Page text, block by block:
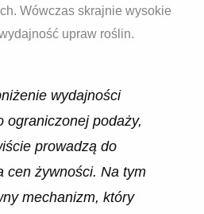
Wówczas skrajnie wysokie
upraw roślin.
wydajności
ograniczonej podaży,
prowadzą do
cen żywności. Na tym
mechanizm, który